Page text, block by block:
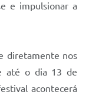
e impulsionar a
diretamente nos
até o dia 13 de
acontecerá